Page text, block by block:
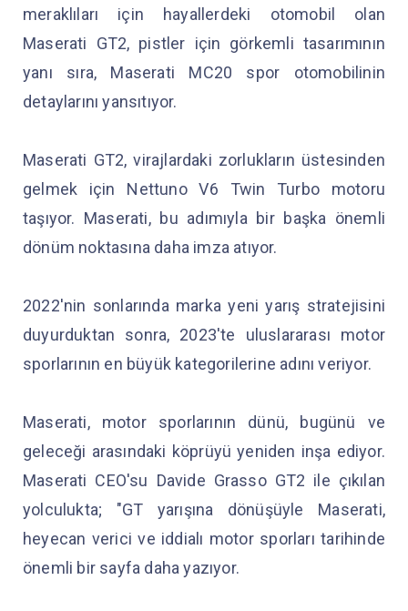
meraklıları için hayallerdeki otomobil olan
Maserati GT2, pistler için görkemli tasarımının
yanı sıra, Maserati MC20 spor otomobilinin
detaylarını yansıtıyor.
Maserati GT2, virajlardaki zorlukların üstesinden
gelmek için Nettuno V6 Twin Turbo motoru
taşıyor. Maserati, bu adımıyla bir başka önemli
dönüm noktasına daha imza atıyor.
2022'nin sonlarında marka yeni yarış stratejisini
duyurduktan sonra, 2023'te uluslararası motor
sporlarının en büyük kategorilerine adını veriyor.
Maserati, motor sporlarının dünü, bugünü ve
geleceği arasındaki köprüyü yeniden inşa ediyor.
Maserati CEO'su Davide Grasso GT2 ile çıkılan
yolculukta; "GT yarışına dönüşüyle Maserati,
heyecan verici ve iddialı motor sporları tarihinde
önemli bir sayfa daha yazıyor.